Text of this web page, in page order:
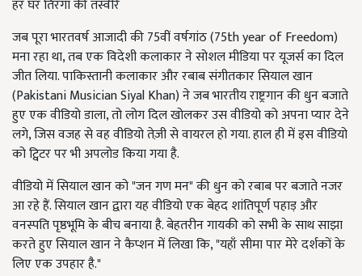
हर घर तिरंगा की तस्वीरें
जब पूरा भारतवर्ष आजादी की 75वीं वर्षगांठ (75th year of Freedom)
मना रहा था, तब एक विदेशी कलाकार ने सोशल मीडिया पर यूजर्स का दिल
जीत लिया. पाकिस्तानी कलाकार और रबाब संगीतकार सियाल खान
(Pakistani Musician Siyal Khan) ने जब भारतीय राष्ट्रगान की धुन बजाते
हुए एक वीडियो डाला, तो लोग दिल खोलकर उस वीडियो को अपना प्यार देने
लगे, जिस वजह से वह वीडियो तेज़ी से वायरल हो गया. हाल ही में इस वीडियो
को ट्विटर पर भी अपलोड किया गया है.
वीडियो में सियाल खान को "जन गण मन" की धुन को रबाब पर बजाते नजर
आ रहे हैं. सियाल खान द्वारा यह वीडियो एक बेहद शांतिपूर्ण पहाड़ और
वनस्पति पृष्ठभूमि के बीच बनाया है. बेहतरीन गायकी को सभी के साथ साझा
करते हुए सियाल खान ने कैप्शन में लिखा कि, "यहाँ सीमा पार मेरे दर्शकों के
लिए एक उपहार है."